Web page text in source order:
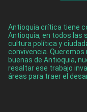
Antioquia crítica tiene
Antioquia, en todos las
cultura política y
convivencia.
buenas de Antioquia,
resaltar ese trabajo
áreas para traer el